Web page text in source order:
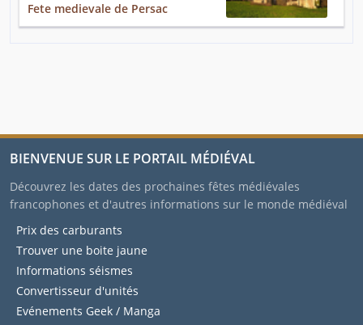
Fete medievale de Persac
BIENVENUE SUR LE PORTAIL MÉDIÉVAL
Découvrez les dates des prochaines fêtes médiévales
francophones et d'autres informations sur le monde médiéval
Prix des carburants
Trouver une boite jaune
Informations séismes
Convertisseur d'unités
Evénements Geek / Manga